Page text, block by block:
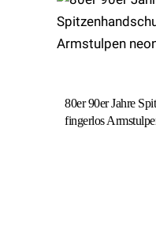
80er 90er Jahre
fingerlos